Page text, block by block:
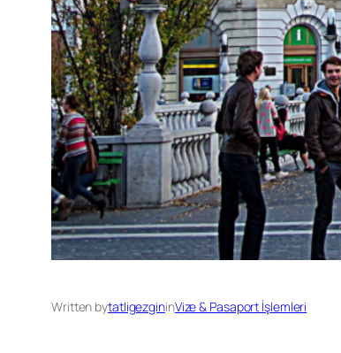
Written bytatligezgininVize & Pasaport İşlemleri